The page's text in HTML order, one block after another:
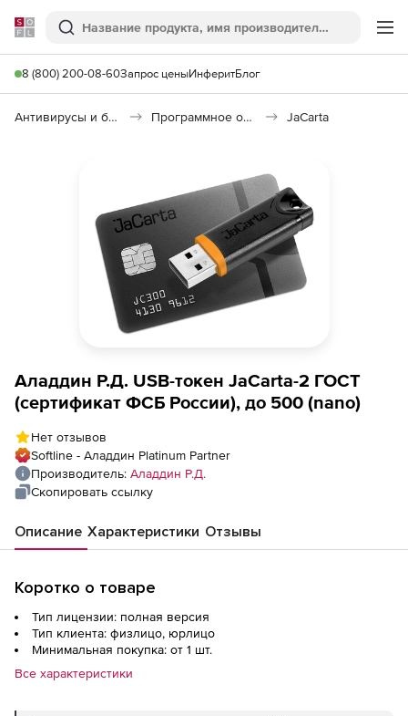
Softline
Поиск
8 (800) 200-08-60Запрос ценыИнферитБлог
Антивирусы и безопасность Программное обеспечение для контроля доступа JaCarta
Аладдин Р.Д. USB-токен JaCarta-2 ГОСТ
(сертификат ФСБ России), до 500 (nano)
Нет отзывов
Softline - Аладдин Platinum Partner
Производитель: Аладдин Р.Д.
Скопировать ссылку
Описание Характеристики Отзывы
Коротко о товаре
Тип лицензии: полная версия
Тип клиента: физлицо, юрлицо
Минимальная покупка: от 1 шт.
Все характеристики